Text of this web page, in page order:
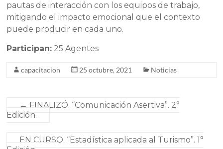
pautas de interacción con los equipos de trabajo,
mitigando el impacto emocional que el contexto
puede producir en cada uno.
Participan: 25 Agentes
capacitacion 25 octubre, 2021 Noticias
← FINALIZÓ. “Comunicación Asertiva”. 2°
Edición.
EN CURSO. “Estadística aplicada al Turismo”. 1°